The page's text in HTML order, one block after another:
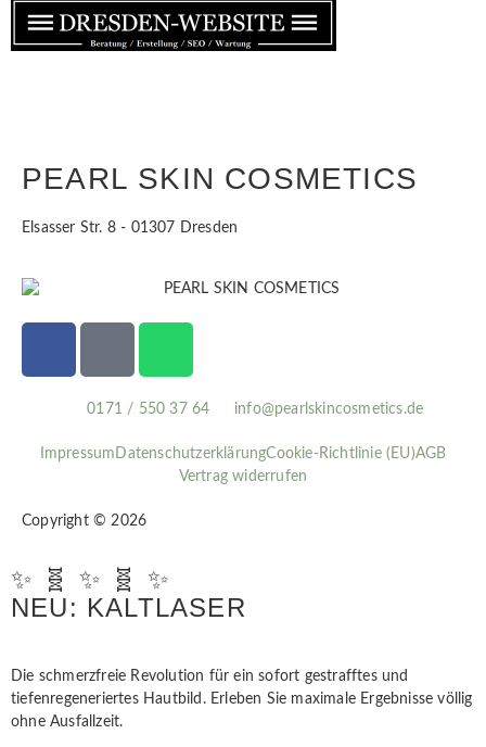
PEARL SKIN COSMETICS
Elsasser Str. 8 - 01307 Dresden
0171 / 550 37 64 info@pearlskincosmetics.de
Impressum DatenschutzerklärungCookie-Richtlinie (EU)AGB
Vertrag widerrufen
Copyright © 2026
✨ 🧬 ✨ 🧬 ✨
NEU: KALTLASER
Die schmerzfreie Revolution für ein sofort gestrafftes und
tiefenregeneriertes Hautbild. Erleben Sie maximale Ergebnisse völlig
ohne Ausfallzeit.